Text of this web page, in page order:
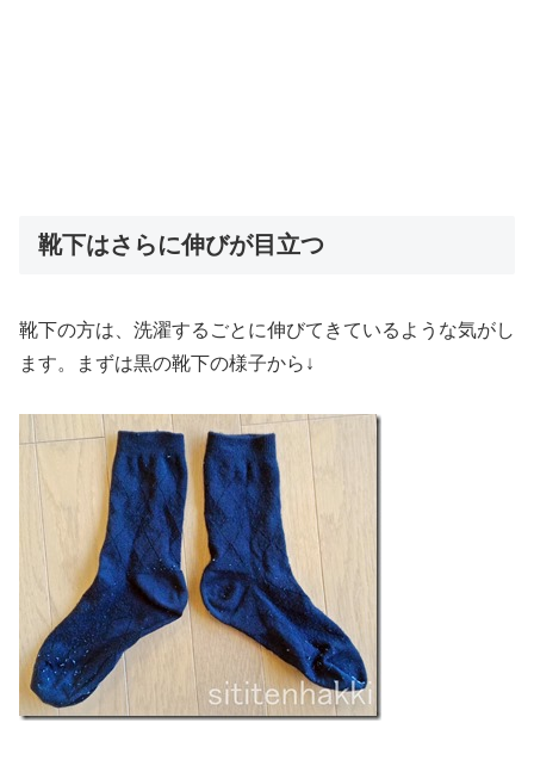
靴下はさらに伸びが目立つ
靴下の方は、洗濯するごとに伸びてきているような気がし
ます。まずは黒の靴下の様子から↓